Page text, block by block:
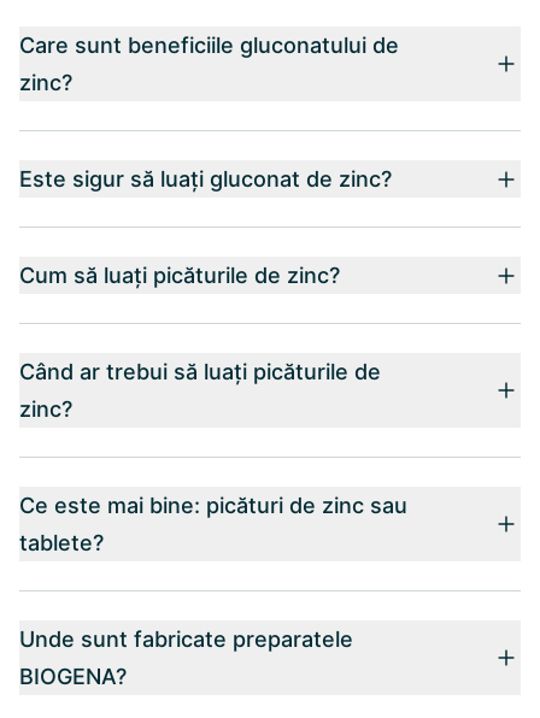
Care sunt beneficiile gluconatului de
zinc?
Este sigur să luați gluconat de zinc?
Cum să luați picăturile de zinc?
Când ar trebui să luați picăturile de
zinc?
Ce este mai bine: picături de zinc sau
tablete?
Unde sunt fabricate preparatele
BIOGENA?